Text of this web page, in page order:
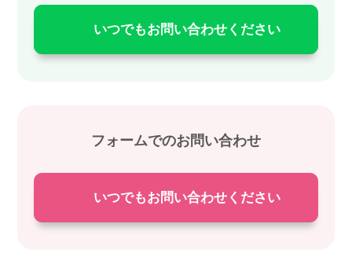
いつでもお問い合わせください
フォームでのお問い合わせ
いつでもお問い合わせください